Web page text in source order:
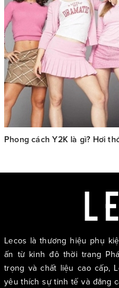
Phong cách Y2K là gì? Hơi
Lecos là thương hiệu phụ
ấn từ kinh đô thời trang
trọng và chất liệu cao cấp,
yêu thích sự tinh tế và đẳng